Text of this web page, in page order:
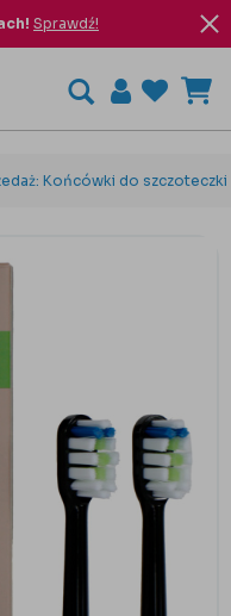
Sprawdź!
Końcówki do